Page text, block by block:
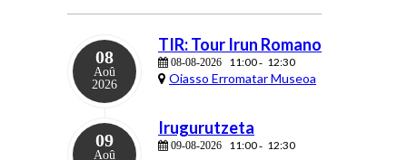
08
Aoû
2026
TIR: Tour Irun Romano
08-08-2026 11:00- 12:30
Oiasso Erromatar Museoa
09
Aoû
Irugurutzeta
09-08-2026 11:00- 12:30